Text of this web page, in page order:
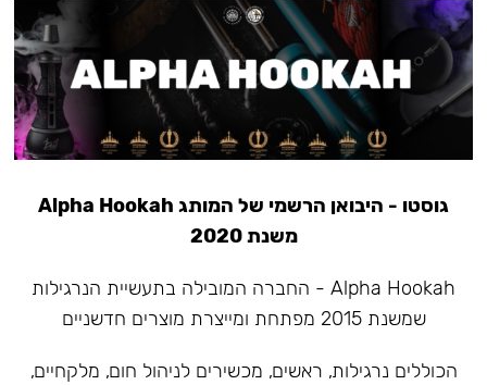
גוסטו - היבואן הרשמי של המותג Alpha Hookah
משנת 2020
Alpha Hookah - החברה המובילה בתעשיית הנרגילות
שמשנת 2015 מפתחת ומייצרת מוצרים חדשניים
הכוללים נרגילות, ראשים, מכשירים לניהול חום, מלקחיים,